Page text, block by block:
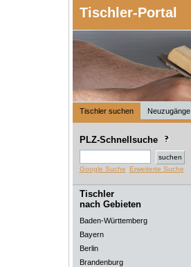
Tischler-Portal
Tischler suchen Neuzugänge
PLZ-Schnellsuche
Google Suche Erweiterte Suche
Tischler
nach Gebieten
Baden-Württemberg
Bayern
Berlin
Brandenburg